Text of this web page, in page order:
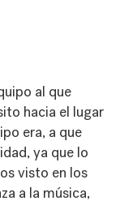
al que
hacia el lugar
era, a que
ya que lo
visto en los
a la música,